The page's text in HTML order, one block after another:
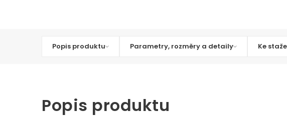
Popis produktu Parametry, rozměry a detaily Ke
Popis produktu